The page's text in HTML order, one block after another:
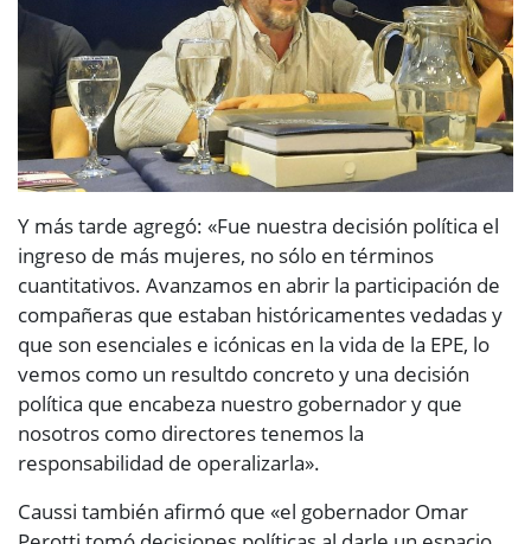
Y más tarde agregó: «Fue nuestra decisión política el
ingreso de más mujeres, no sólo en términos
cuantitativos. Avanzamos en abrir la participación de
compañeras que estaban históricamentes vedadas y
que son esenciales e icónicas en la vida de la EPE, lo
vemos como un resultdo concreto y una decisión
política que encabeza nuestro gobernador y que
nosotros como directores tenemos la
responsabilidad de operalizarla».
Caussi también afirmó que «el gobernador Omar